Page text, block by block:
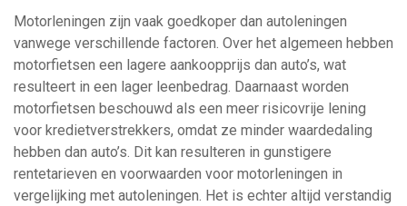
Motorleningen zijn vaak goedkoper dan autoleningen
vanwege verschillende factoren. Over het algemeen hebben
motorfietsen een lagere aankoopprijs dan auto’s, wat
resulteert in een lager leenbedrag. Daarnaast worden
motorfietsen beschouwd als een meer risicovrije lening
voor kredietverstrekkers, omdat ze minder waardedaling
hebben dan auto’s. Dit kan resulteren in gunstigere
rentetarieven en voorwaarden voor motorleningen in
vergelijking met autoleningen. Het is echter altijd verstandig